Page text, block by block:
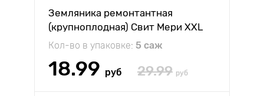
Земляника ремонтантная
(крупноплодная) Свит Мери XXL
Кол-во в упаковке: 5 саж
18.99 руб 29.99 руб